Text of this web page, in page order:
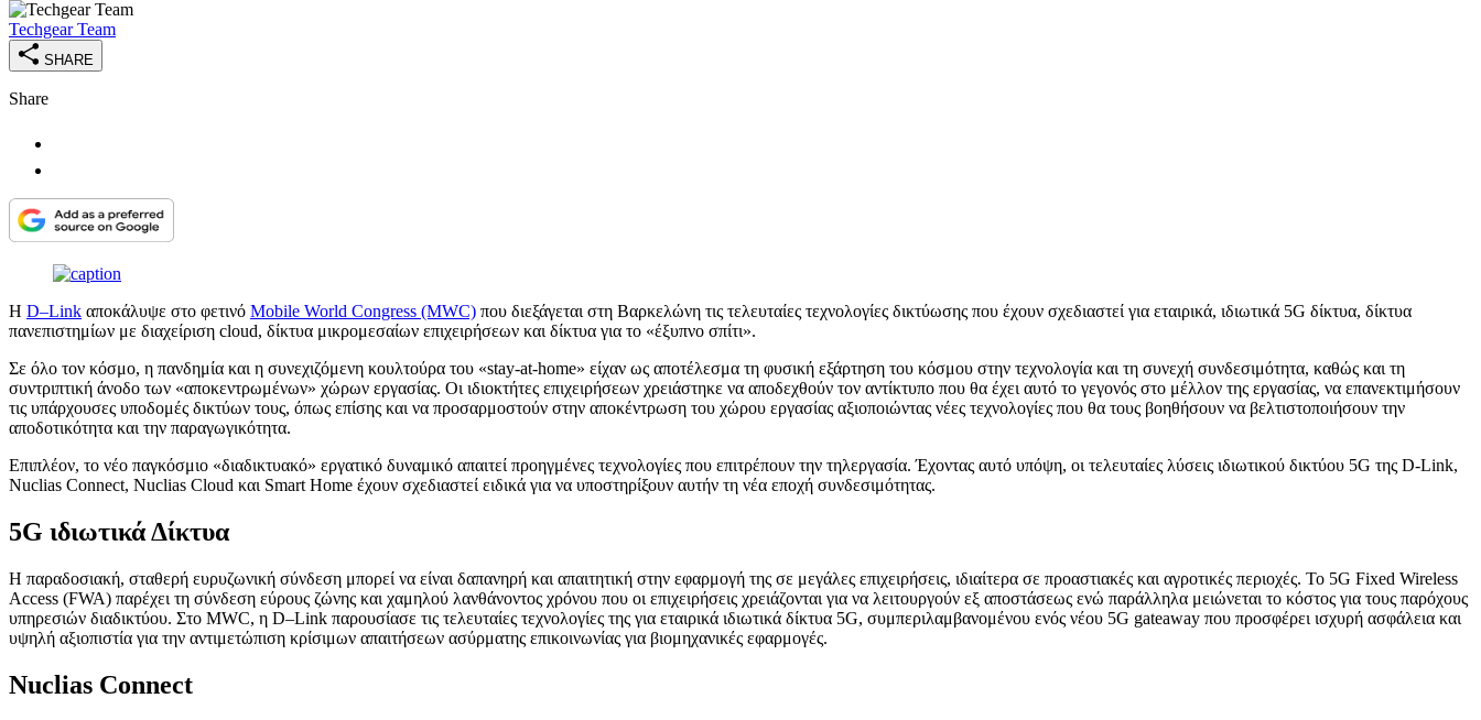
Techgear Team
SHARE
Share
Η D–Link αποκάλυψε στο φετινό Mobile World Congress (MWC) που διεξάγεται στη Βαρκελώνη τις τελευταίες τεχνολογίες δικτύωσης που έχουν σχεδιαστεί για εταιρικά, ιδιωτικά 5G δίκτυα, δίκτυα
πανεπιστημίων με διαχείριση cloud, δίκτυα μικρομεσαίων επιχειρήσεων και δίκτυα για το «έξυπνο σπίτι».
Σε όλο τον κόσμο, η πανδημία και η συνεχιζόμενη κουλτούρα του «stay-at-home» είχαν ως αποτέλεσμα τη φυσική εξάρτηση του κόσμου στην τεχνολογία και τη συνεχή συνδεσιμότητα, καθώς και τη
συντριπτική άνοδο των «αποκεντρωμένων» χώρων εργασίας. Οι ιδιοκτήτες επιχειρήσεων χρειάστηκε να αποδεχθούν τον αντίκτυπο που θα έχει αυτό το γεγονός στο μέλλον της εργασίας, να επανεκτιμήσουν
τις υπάρχουσες υποδομές δικτύων τους, όπως επίσης και να προσαρμοστούν στην αποκέντρωση του χώρου εργασίας αξιοποιώντας νέες τεχνολογίες που θα τους βοηθήσουν να βελτιστοποιήσουν την
αποδοτικότητα και την παραγωγικότητα.
Επιπλέον, το νέο παγκόσμιο «διαδικτυακό» εργατικό δυναμικό απαιτεί προηγμένες τεχνολογίες που επιτρέπουν την τηλεργασία. Έχοντας αυτό υπόψη, οι τελευταίες λύσεις ιδιωτικού δικτύου 5G της D-Link,
Nuclias Connect, Nuclias Cloud και Smart Home έχουν σχεδιαστεί ειδικά για να υποστηρίξουν αυτήν τη νέα εποχή συνδεσιμότητας.
5G ιδιωτικά Δίκτυα
Η παραδοσιακή, σταθερή ευρυζωνική σύνδεση μπορεί να είναι δαπανηρή και απαιτητική στην εφαρμογή της σε μεγάλες επιχειρήσεις, ιδιαίτερα σε προαστιακές και αγροτικές περιοχές. Το 5G Fixed Wireless
Access (FWA) παρέχει τη σύνδεση εύρους ζώνης και χαμηλού λανθάνοντος χρόνου που οι επιχειρήσεις χρειάζονται για να λειτουργούν εξ αποστάσεως ενώ παράλληλα μειώνεται το κόστος για τους παρόχους
υπηρεσιών διαδικτύου. Στο MWC, η D–Link παρουσίασε τις τελευταίες τεχνολογίες της για εταιρικά ιδιωτικά δίκτυα 5G, συμπεριλαμβανομένου ενός νέου 5G gateaway που προσφέρει ισχυρή ασφάλεια και
υψηλή αξιοπιστία για την αντιμετώπιση κρίσιμων απαιτήσεων ασύρματης επικοινωνίας για βιομηχανικές εφαρμογές.
Nuclias Connect